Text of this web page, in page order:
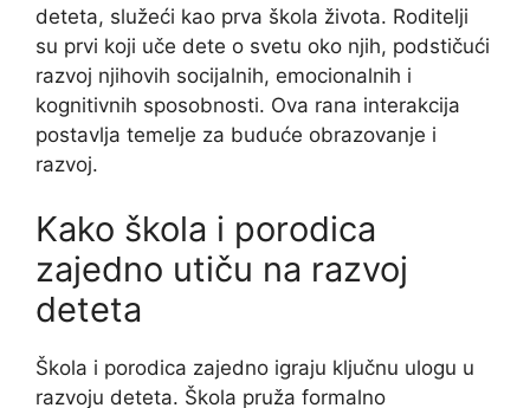
deteta, služeći kao prva škola života. Roditelji
su prvi koji uče dete o svetu oko njih, podstičući
razvoj njihovih socijalnih, emocionalnih i
kognitivnih sposobnosti. Ova rana interakcija
postavlja temelje za buduće obrazovanje i
razvoj.
Kako škola i porodica
zajedno utiču na razvoj
deteta
Škola i porodica zajedno igraju ključnu ulogu u
razvoju deteta. Škola pruža formalno